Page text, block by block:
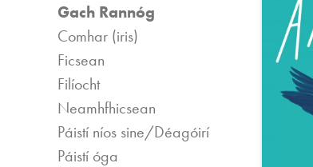
Gach Rannóg
Comhar (iris)
Ficsean
Filíocht
Neamhfhicsean
Páistí níos sine/Déagóirí
Páistí óga